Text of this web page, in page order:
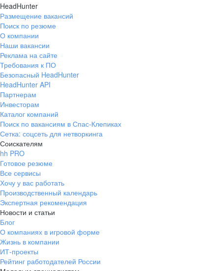
опасения не оправдались. Сейчас
в моём портфолио — ивенты
всероссийского уровня. Масштаб
задач здесь принципиально иной.
«Ростелеком» предоставляет
пространство для реализации
амбициозных идей, полное
погружение в бизнес-процессы с
первых дней стажировки и работу
в команде профессионалов
высокого уровня. Ключевой
ресурс, который я здесь получила,
— сообщество коллег, готовых
делиться экспертизой и
Это та среда, где студенческая
энергия перерастает в
профессиональные компетенции, а
потенциал превращается в
результат.
HeadHunter
Размещение вакансий
Поиск по резюме
О компании
Наши вакансии
Реклама на сайте
Требования к ПО
Безопасный HeadHunter
HeadHunter API
Партнерам
Инвесторам
Каталог компаний
Поиск по вакансиям в Спас-Клепиках
Сетка: соцсеть для нетворкинга
Соискателям
hh PRO
Готовое резюме
Все сервисы
Хочу у вас работать
Производственный календарь
Экспертная рекомендация
Новости и статьи
Блог
О компаниях в игровой форме
Жизнь в компании
ИТ-проекты
Рейтинг работодателей России